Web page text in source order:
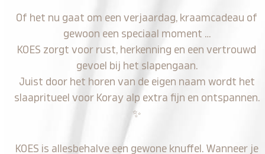
Of het nu gaat om een verjaardag, kraamcadeau of
gewoon een speciaal moment …
KOES zorgt voor rust, herkenning en een vertrouwd
gevoel bij het slapengaan.
Juist door het horen van de eigen naam wordt het
slaapritueel voor Koray alp extra fijn en ontspannen.
✨
KOES is allesbehalve een gewone knuffel. Wanneer je